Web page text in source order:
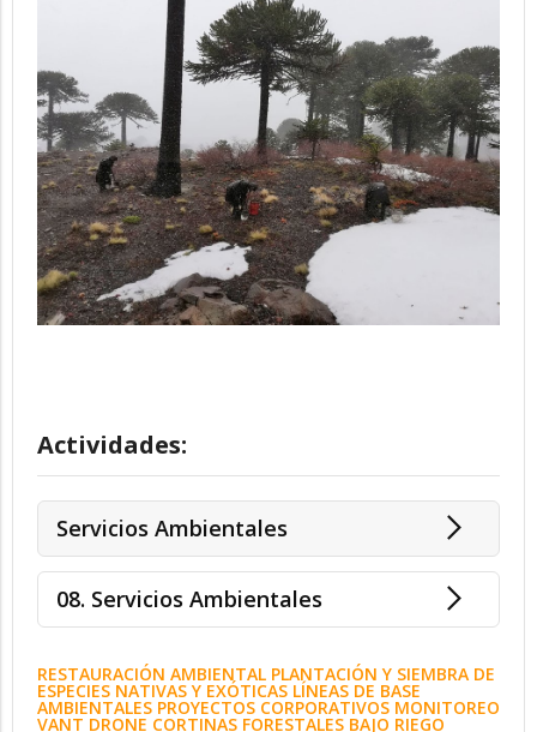
Actividades:
Servicios Ambientales
08. Servicios Ambientales
RESTAURACIÓN AMBIENTAL PLANTACIÓN Y SIEMBRA DE
ESPECIES NATIVAS Y EXÓTICAS LÍNEAS DE BASE
AMBIENTALES PROYECTOS CORPORATIVOS MONITOREO
VANT DRONE CORTINAS FORESTALES BAJO RIEGO